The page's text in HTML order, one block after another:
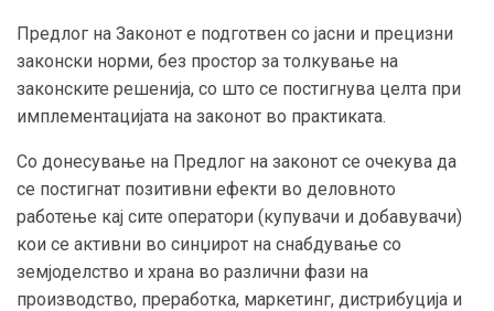
Предлог на Законот е подготвен со јасни и прецизни
законски норми, без простор за толкување на
законските решенија, со што се постигнува целта при
имплементацијата на законот во практиката.
Со донесување на Предлог на законот се очекува да
се постигнат позитивни ефекти во деловното
работење кај сите оператори (купувачи и добавувачи)
кои се активни во синџирот на снабдување со
земјоделство и храна во различни фази на
производство, преработка, маркетинг, дистрибуција и